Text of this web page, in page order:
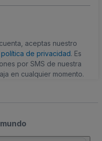
aceptas nuestro
política de privacidad. Es
por SMS de nuestra
en cualquier momento.